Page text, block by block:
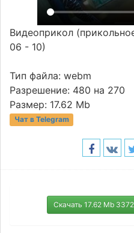
Видеоприкол
06 - 10)
Тип файла: webm
Разрешение: 480 на 270
Размер: 17.62 Mb
Чат в Telegram
Скачать 17.62 Mb 3372